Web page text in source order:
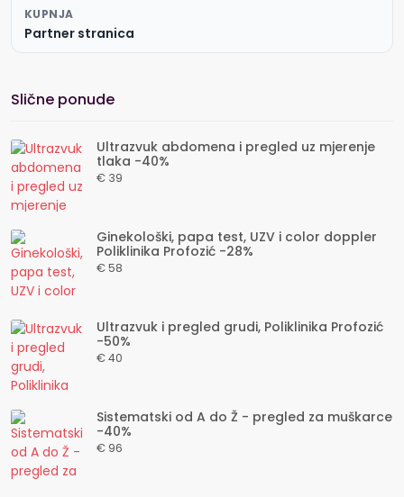
KUPNJA
Partner stranica
Slične ponude
Ultrazvuk abdomena i pregled uz mjerenje
tlaka -40%
€ 39
Ginekološki, papa test, UZV i color doppler
Poliklinika Profozić -28%
€ 58
Ultrazvuk i pregled grudi, Poliklinika Profozić
-50%
€ 40
Sistematski od A do Ž - pregled za muškarce
-40%
€ 96